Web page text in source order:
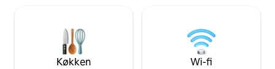
få skridt fra pool og spabad. Wi-fi,
vaskemaskine/tørretumbler m.
startpakker. Gå til spisesteder og lokale
attraktioner. 2 GRATIS
resorthøjde for
hvilket skaber en
både familier og
Køkken Wi-fi